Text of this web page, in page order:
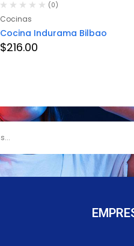
(0)
Cocinas
Cocina Indurama Bilbao
$216.00